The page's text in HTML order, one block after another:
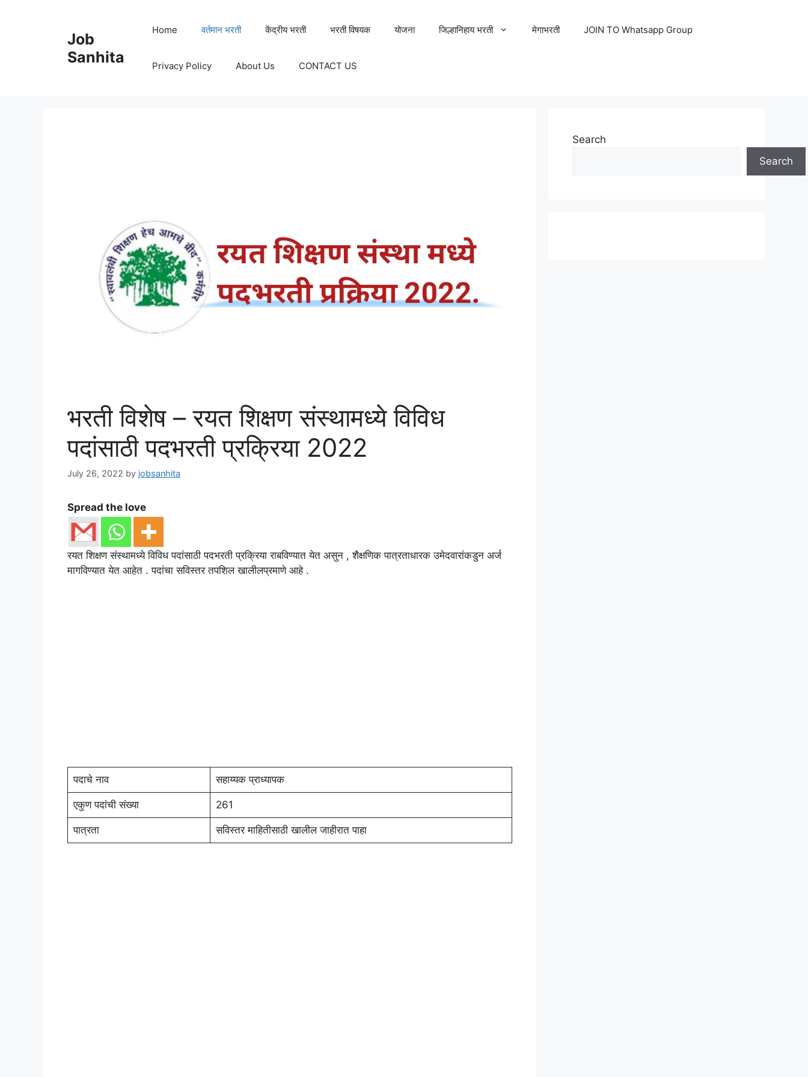
Job
Sanhita
Home वर्तमान भरती केंद्रीय भरती भरती विषयक योजना जिल्हानिहाय भरती मेगाभरती JOIN TO Whatsapp Group
Privacy Policy About Us CONTACT US
भरती विशेष – रयत शिक्षण संस्थामध्ये विविध
पदांसाठी पदभरती प्रक्रिया 2022
July 26, 2022 by jobsanhita
Spread the love
रयत शिक्षण संस्थामध्ये विविध पदांसाठी पदभरती प्रक्रिया राबविण्यात येत असुन , शैक्षणिक पात्रताधारक उमेदवारांकडुन अर्ज
मागविण्यात येत आहेत . पदांचा सविस्तर तपशिल खालीलप्रमाणे आहे .
पदाचे नाव सहाय्यक प्राध्यापक
एकुण पदांची संख्या 261
पात्रता सविस्तर माहितीसाठी खालील जाहीरात पाहा
Search
Search